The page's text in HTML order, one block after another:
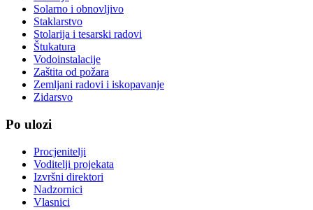
Solarno i obnovljivo
Staklarstvo
Stolarija i tesarski radovi
Štukatura
Vodoinstalacije
Zaštita od požara
Zemljani radovi i iskopavanje
Zidarsvo
Po ulozi
Procjenitelji
Voditelji projekata
Izvršni direktori
Nadzornici
Vlasnici